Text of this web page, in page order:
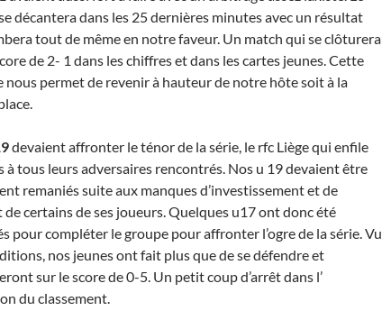
décantera dans les 25 dernières minutes avec un résultat
tout de même en notre faveur. Un match qui se clôturera
de 2- 1 dans les chiffres et dans les cartes jeunes. Cette
nous permet de revenir à hauteur de notre hôte soit à la
devaient affronter le ténor de la série, le rfc Liège qui enfile
à tous leurs adversaires rencontrés. Nos u 19 devaient être
remaniés suite aux manques d’investissement et de
de certains de ses joueurs. Quelques u17 ont donc été
pour compléter le groupe pour affronter l’ogre de la série. Vu
nos jeunes ont fait plus que de se défendre et
sur le score de 0-5. Un petit coup d’arrêt dans l’
du classement.